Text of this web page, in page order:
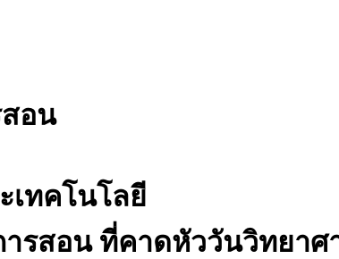
สอน
เทคโนโลยี
ารสอน ที่คาดหัววันวิทยาศ